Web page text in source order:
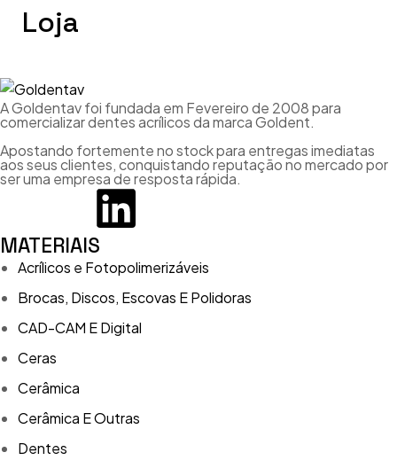
Loja
A Goldentav foi fundada em Fevereiro de 2008 para
comercializar dentes acrílicos da marca Goldent.
Apostando fortemente no stock para entregas imediatas
aos seus clientes, conquistando reputação no mercado por
ser uma empresa de resposta rápida.
MATERIAIS
Acrílicos e Fotopolimerizáveis
Brocas, Discos, Escovas E Polidoras
CAD-CAM E Digital
Ceras
Cerâmica
Cerâmica E Outras
Dentes